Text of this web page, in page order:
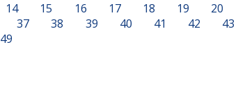
14 15 16 17 18 19 20
37 38 39 40 41 42 43
49